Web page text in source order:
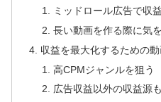
ミッドロール広告で収
長い動画を作る際に気
収益を最大化するための
高CPMジャンルを狙う
広告収益以外の収益源